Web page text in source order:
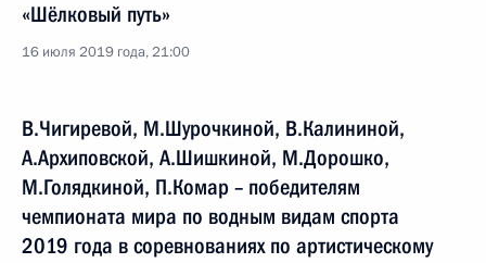
«Шёлковый путь»
16 июля 2019 года, 21:00
В.Чигиревой, М.Шурочкиной, В.Калининой,
А.Архиповской, А.Шишкиной, М.Дорошко,
М.Голядкиной, П.Комар – победителям
чемпионата мира по водным видам спорта
2019 года в соревнованиях по артистическому